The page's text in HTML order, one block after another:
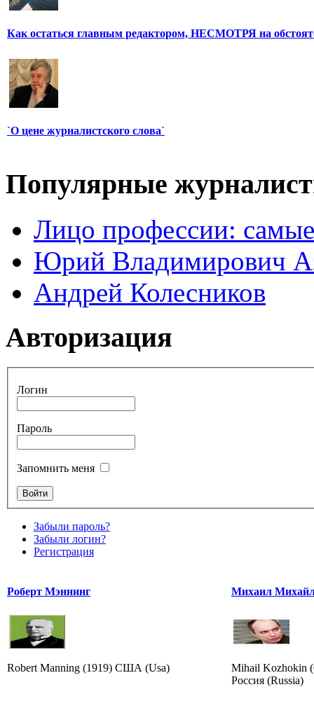
Как остаться главным редактором, НЕСМОТРЯ на
`О цене журналистского слова`
Популярные
Лицо профессии:
Юрий Владимирович
Андрей Колесников
Авторизация
Логин
Пароль
Запомнить меня
Забыли пароль?
Забыли логин?
Регистрация
Роберт Мэннинг
Robert Manning (1919) США (Usa)
Михаил
Mihail Kozhokin
Россия (Russia)